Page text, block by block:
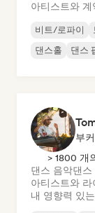
아티스트와
비트/로파이
댄스홀
댄스
부
> 1800 개
댄스 음악댄스
아티스트와
내 영향력 있